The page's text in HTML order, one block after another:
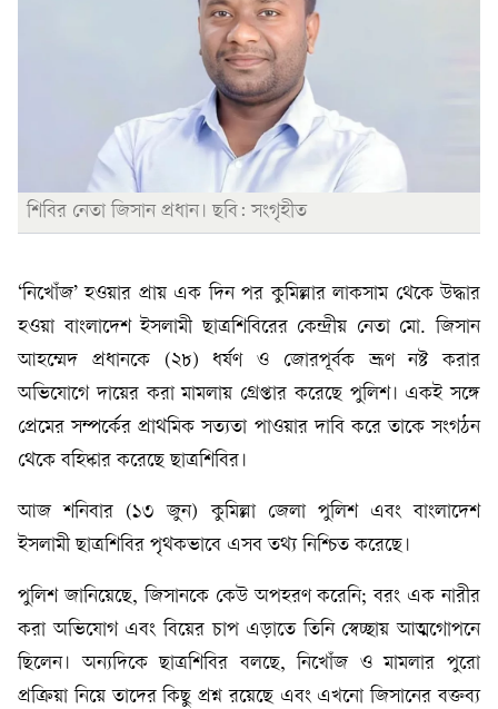
শিবির নেতা জিসান প্রধান। ছবি: সংগৃহীত
‘নিখোঁজ’ হওয়ার প্রায় এক দিন পর কুমিল্লার লাকসাম থেকে উদ্ধার
হওয়া বাংলাদেশ ইসলামী ছাত্রশিবিরের কেন্দ্রীয় নেতা মো. জিসান
আহম্মেদ প্রধানকে (২৮) ধর্ষণ ও জোরপূর্বক ভ্রূণ নষ্ট করার
অভিযোগে দায়ের করা মামলায় গ্রেপ্তার করেছে পুলিশ। একই সঙ্গে
প্রেমের সম্পর্কের প্রাথমিক সত্যতা পাওয়ার দাবি করে তাকে সংগঠন
থেকে বহিষ্কার করেছে ছাত্রশিবির।
আজ শনিবার (১৩ জুন) কুমিল্লা জেলা পুলিশ এবং বাংলাদেশ
ইসলামী ছাত্রশিবির পৃথকভাবে এসব তথ্য নিশ্চিত করেছে।
পুলিশ জানিয়েছে, জিসানকে কেউ অপহরণ করেনি; বরং এক নারীর
করা অভিযোগ এবং বিয়ের চাপ এড়াতে তিনি স্বেচ্ছায় আত্মগোপনে
ছিলেন। অন্যদিকে ছাত্রশিবির বলছে, নিখোঁজ ও মামলার পুরো
প্রক্রিয়া নিয়ে তাদের কিছু প্রশ্ন রয়েছে এবং এখনো জিসানের বক্তব্য